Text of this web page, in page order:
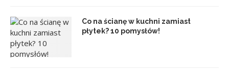
Co na ścianę w kuchni zamiast
płytek? 10 pomysłów!